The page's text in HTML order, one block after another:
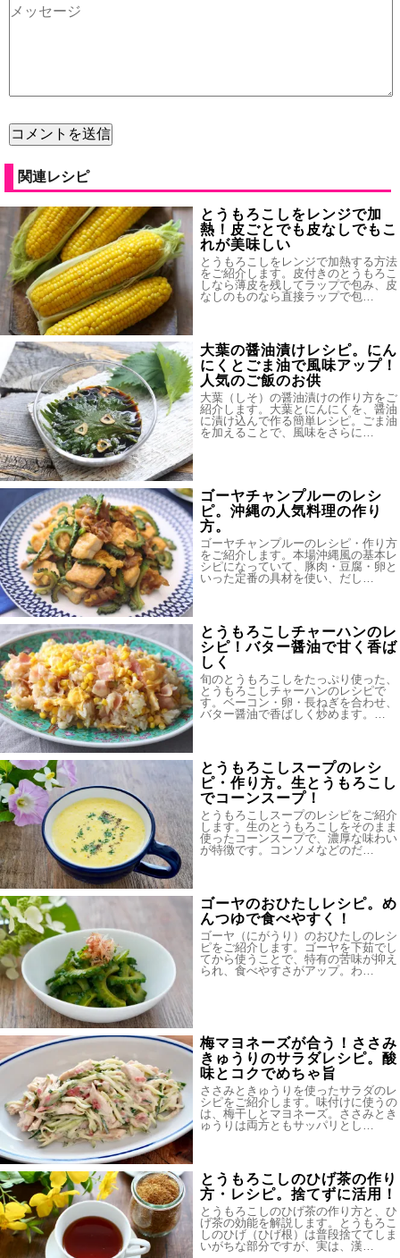
関連レシピ
とうもろこしをレンジで加
熱！皮ごとでも皮なしでもこ
れが美味しい
とうもろこしをレンジで加熱する方法
をご紹介します。皮付きのとうもろこ
しなら薄皮を残してラップで包み、皮
なしのものなら直接ラップで包…
大葉の醤油漬けレシピ。にん
にくとごま油で風味アップ！
人気のご飯のお供
大葉（しそ）の醤油漬けの作り方をご
紹介します。大葉とにんにくを、醤油
に漬け込んで作る簡単レシピ。ごま油
を加えることで、風味をさらに…
ゴーヤチャンプルーのレシ
ピ。沖縄の人気料理の作り
方。
ゴーヤチャンプルーのレシピ・作り方
をご紹介します。本場沖縄風の基本レ
シピになっていて、豚肉・豆腐・卵と
いった定番の具材を使い、だし…
とうもろこしチャーハンのレ
シピ！バター醤油で甘く香ば
しく
旬のとうもろこしをたっぷり使った、
とうもろこしチャーハンのレシピで
す。ベーコン・卵・長ねぎを合わせ、
バター醤油で香ばしく炒めます。…
とうもろこしスープのレシ
ピ・作り方。生とうもろこし
でコーンスープ！
とうもろこしスープのレシピをご紹介
します。生のとうもろこしをそのまま
使ったコーンスープで、濃厚な味わい
が特徴です。コンソメなどのだ…
ゴーヤのおひたしレシピ。め
んつゆで食べやすく！
ゴーヤ（にがうり）のおひたしのレシ
ピをご紹介します。ゴーヤを下茹でし
てから使うことで、特有の苦味が抑え
られ、食べやすさがアップ。わ…
梅マヨネーズが合う！ささみ
きゅうりのサラダレシピ。酸
味とコクでめちゃ旨
ささみときゅうりを使ったサラダのレ
シピをご紹介します。味付けに使うの
は、梅干しとマヨネーズ。ささみとき
ゅうりは両方ともサッパリとし…
とうもろこしのひげ茶の作り
方・レシピ。捨てずに活用！
とうもろこしのひげ茶の作り方と、ひ
げ茶の効能を解説します。とうもろこ
しのひげ（ひげ根）は普段捨ててしま
いがちな部分ですが、実は、漢…